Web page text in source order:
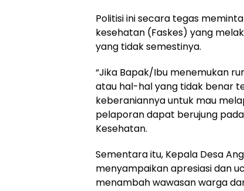
Politisi ini secara tegas
kesehatan (Faskes) yang
yang tidak semestinya.
“Jika Bapak/Ibu menemukan
atau hal-hal yang tidak benar
keberaniannya untuk mau
pelaporan dapat berujung
Kesehatan.
Sementara itu, Kepala Desa
menyampaikan apresiasi dan
menambah wawasan warga